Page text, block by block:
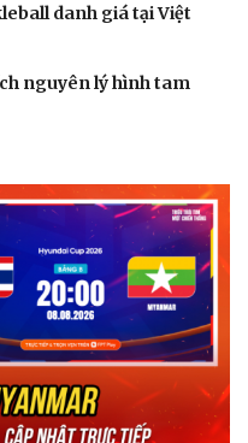
Câu chuyện thời sự
Hạt giống tâm hồn
danh giá tại Việt
nguyên lý hình tam